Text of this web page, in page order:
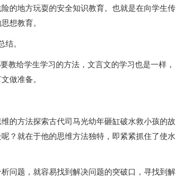
的地方玩耍的安全知识教育。也就是在向学生传
想教育。
。
给学生学习的方法，文言文的学习也是一样，
做准备。
方法探索古代司马光幼年砸缸破水救小孩的故
？就在于他的思维方法独特，即紧紧抓住了使水
题，就容易找到解决问题的突破口，寻找到解